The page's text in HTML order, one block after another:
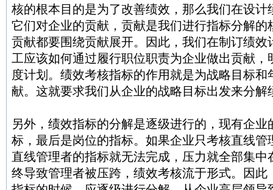
核的根本目的是为了改善绩效，那么我们在设计
它们对企业的贡献，贡献是我们进行指标分解的
贡献都要围绕贡献展开。因此，我们在制订绩效
工应该如何通过履行职位职责为企业做出贡献，
度计划。绩效考核指标的作用就是为战略目标
献。这就要求我们从企业的战略目标出发来分解
另外，绩效指标的分解是逐级进行的，现有企
标，最后是岗位的指标。如果企业只考核直线管
直线管理者的指标就无法完成，压力就全部集
终导致管理者被压跨，绩效考核流于形式。因此